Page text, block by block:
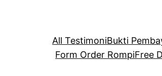
All TestimoniBukti
Form Order RompiFree